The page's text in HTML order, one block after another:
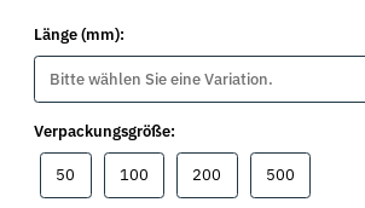
Länge (mm):
Bitte wählen Sie eine Variation.
Verpackungsgröße:
50 100100 200 500500